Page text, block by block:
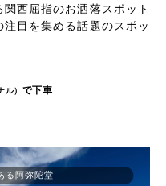
西屈指のお洒落スポット
目を集める話題のスポッ
ル） で下車
る阿弥陀堂